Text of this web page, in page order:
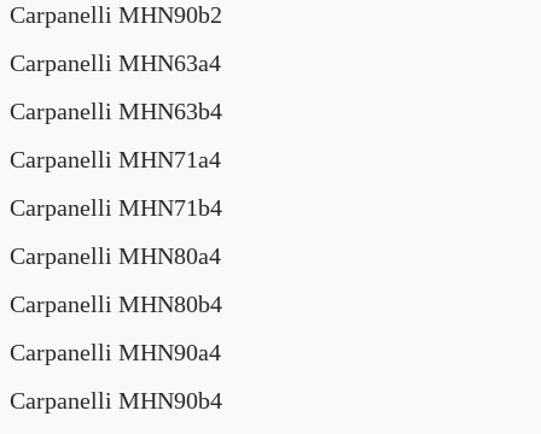
Carpanelli MHN90b2
Carpanelli MHN63a4
Carpanelli MHN63b4
Carpanelli MHN71a4
Carpanelli MHN71b4
Carpanelli MHN80a4
Carpanelli MHN80b4
Carpanelli MHN90a4
Carpanelli MHN90b4